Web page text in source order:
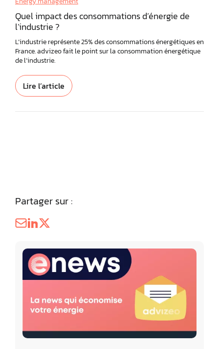
Quel impact des consommations d’énergie de
l’industrie ?
L’industrie représente 25% des consommations énergétiques en
France. advizeo fait le point sur la consommation énergétique
de l’industrie.
Lire l’article
Partager sur :